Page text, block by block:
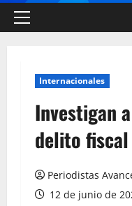
Internacionales
Investigan
delito fiscal
Periodistas
12 de junio de